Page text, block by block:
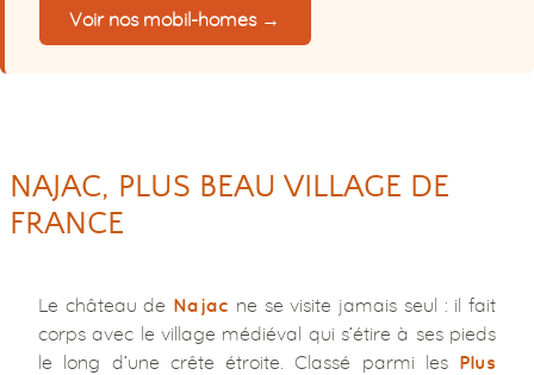
Voir nos mobil-homes →
NAJAC, PLUS BEAU VILLAGE DE
FRANCE
Le château de Najac ne se visite jamais seul : il fait
corps avec le village médiéval qui s’étire à ses pieds
le long d’une crête étroite. Classé parmi les Plus